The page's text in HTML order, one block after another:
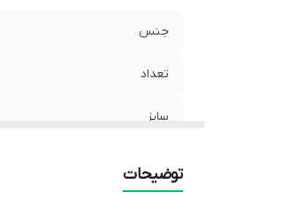
جنس
تعداد
سایز
توضیحات